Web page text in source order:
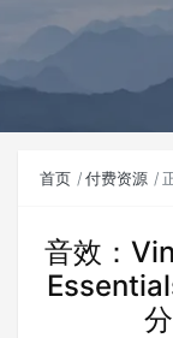
首页 付费资源
音效：